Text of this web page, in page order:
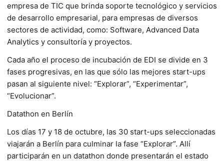
empresa de TIC que brinda soporte tecnológico y servicios
de desarrollo empresarial, para empresas de diversos
sectores de actividad, como: Software, Advanced Data
Analytics y consultoría y proyectos.
Cada año el proceso de incubación de EDI se divide en 3
fases progresivas, en las que sólo las mejores start-ups
pasan al siguiente nivel: “Explorar”, “Experimentar”,
“Evolucionar”.
Datathon en Berlín
Los días 17 y 18 de octubre, las 30 start-ups seleccionadas
viajarán a Berlín para culminar la fase “Explorar”. Allí
participarán en un datathon donde presentarán el estado